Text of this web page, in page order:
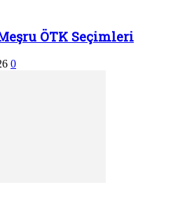
ÖTK Seçimleri
0